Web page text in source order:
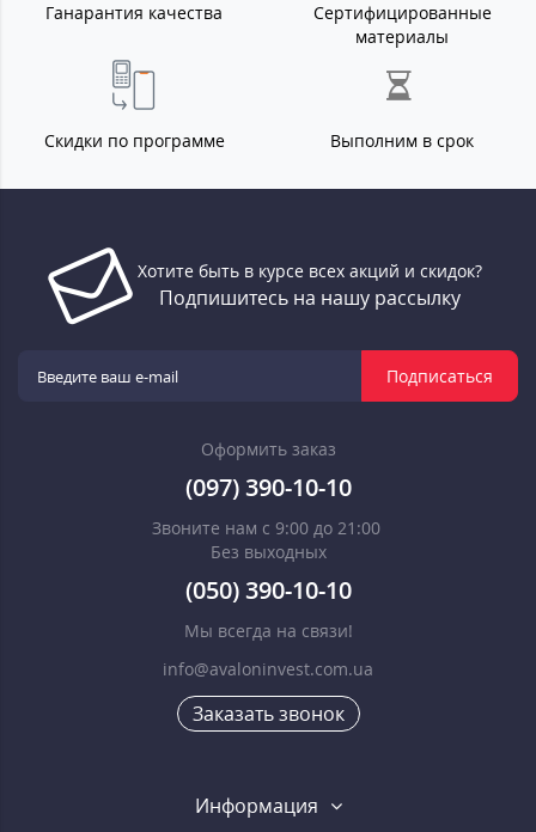
Ганарантия качества
Сертифицированные
материалы
Скидки по программе Выполним в срок
Хотите быть в курсе всех акций и скидок?
Подпишитесь на нашу рассылку
Подписаться
Оформить заказ
(097) 390-10-10
Звоните нам с 9:00 до 21:00
Без выходных
(050) 390-10-10
Мы всегда на связи!
info@avaloninvest.com.ua
Заказать звонок
Информация